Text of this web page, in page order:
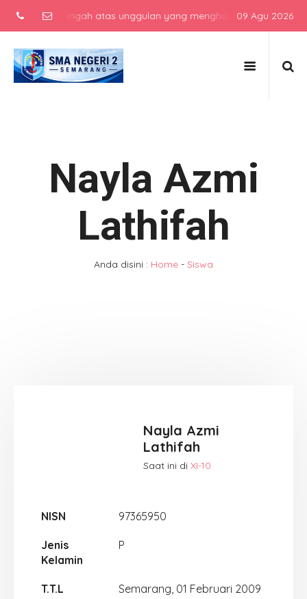
menengah atas unggulan yang menghasilkan lulusan
09 Agu 2026
Nayla Azmi
Lathifah
Anda disini : Home - Siswa
Nayla Azmi
Lathifah
Saat ini diXI-10
NISN 97365950
Jenis
Kelamin
P
T.T.L Semarang, 01 Februari 2009